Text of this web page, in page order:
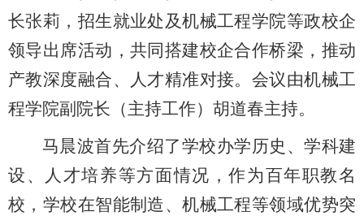
长张莉，招生就业处及机械工程学院等政校企
领导出席活动，共同搭建校企合作桥梁，推动
产教深度融合、人才精准对接。会议由机械工
程学院副院长（主持工作）胡道春主持。
马晨波首先介绍了学校办学历史、学科建
设、人才培养等方面情况，作为百年职教名
校，学校在智能制造、机械工程等领域优势突